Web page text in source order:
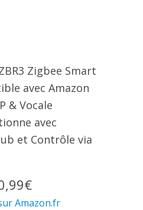
Zigbee Smart
avec Amazon
& Vocale
avec
et Contrôle via
Amazon.fr